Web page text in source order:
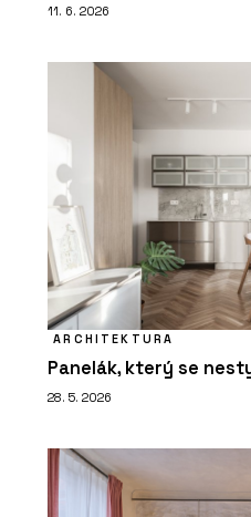
11. 6. 2026
ARCHITEKTURA
Panelák, který se
28. 5. 2026